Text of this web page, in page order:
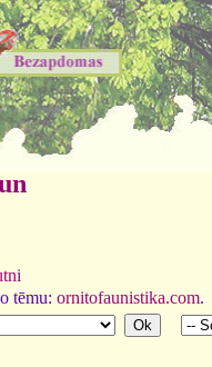
tēmu: ornitofaunistika.com.